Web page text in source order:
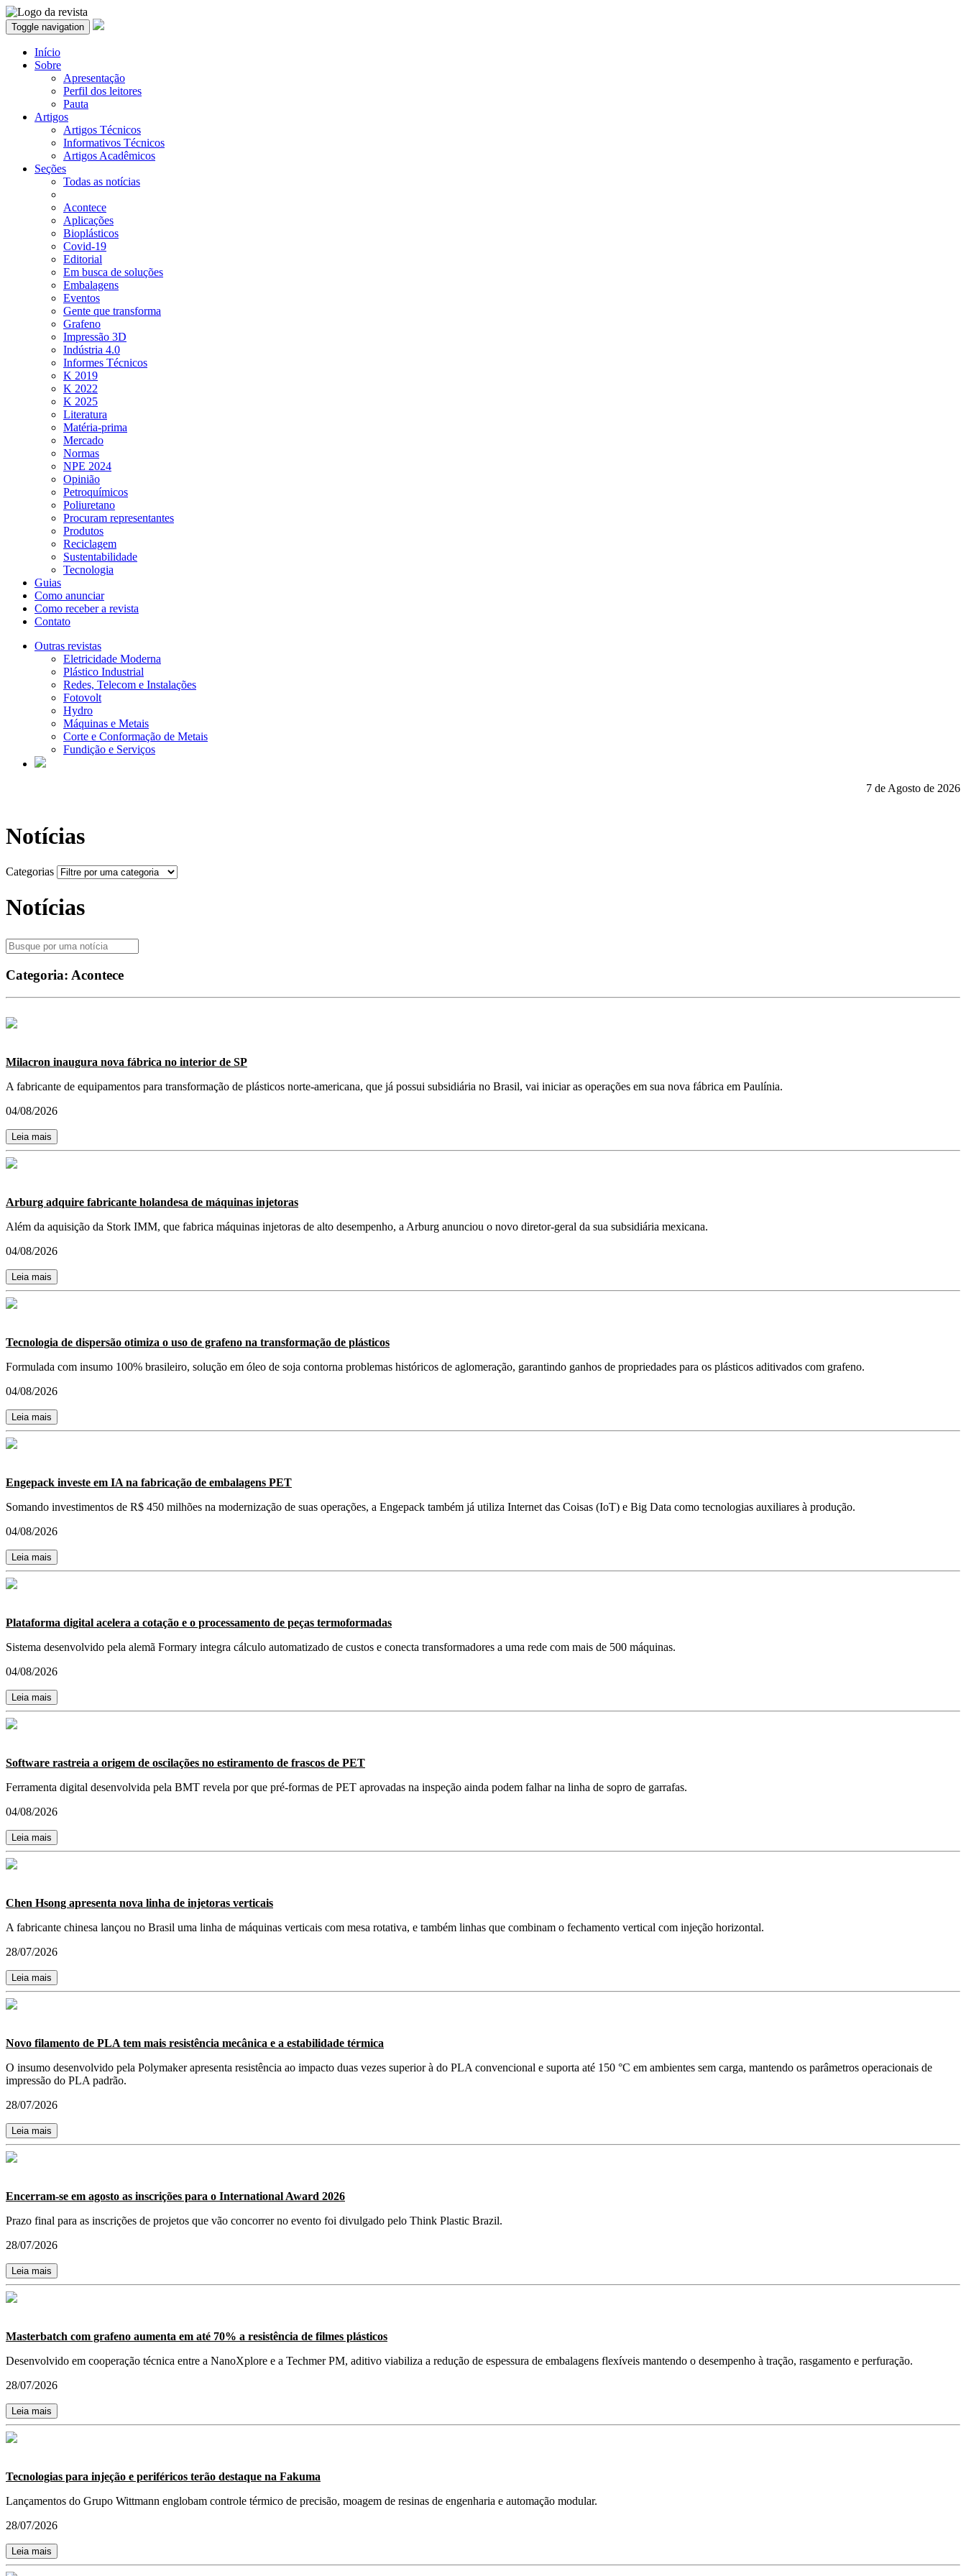
Toggle navigation
Início
Sobre
Apresentação
Perfil dos leitores
Pauta
Artigos
Artigos Técnicos
Informativos Técnicos
Artigos Acadêmicos
Seções
Todas as notícias
Acontece
Aplicações
Bioplásticos
Covid-19
Editorial
Em busca de soluções
Embalagens
Eventos
Gente que transforma
Grafeno
Impressão 3D
Indústria 4.0
Informes Técnicos
K 2019
K 2022
K 2025
Literatura
Matéria-prima
Mercado
Normas
NPE 2024
Opinião
Petroquímicos
Poliuretano
Procuram representantes
Produtos
Reciclagem
Sustentabilidade
Tecnologia
Guias
Como anunciar
Como receber a revista
Contato
Outras revistas
Eletricidade Moderna
Plástico Industrial
Redes, Telecom e Instalações
Fotovolt
Hydro
Máquinas e Metais
Corte e Conformação de Metais
Fundição e Serviços
7 de Agosto de 2026
Notícias
Categorias
Notícias
Categoria: Acontece
Milacron inaugura nova fábrica no interior de SP
A fabricante de equipamentos para transformação de plásticos norte-americana, que já possui subsidiária no Brasil, vai iniciar as operações em sua nova fábrica em Paulínia.
04/08/2026
Leia mais
Arburg adquire fabricante holandesa de máquinas injetoras
Além da aquisição da Stork IMM, que fabrica máquinas injetoras de alto desempenho, a Arburg anunciou o novo diretor-geral da sua subsidiária mexicana.
04/08/2026
Leia mais
Tecnologia de dispersão otimiza o uso de grafeno na transformação de plásticos
Formulada com insumo 100% brasileiro, solução em óleo de soja contorna problemas históricos de aglomeração, garantindo ganhos de propriedades para os plásticos aditivados com grafeno.
04/08/2026
Leia mais
Engepack investe em IA na fabricação de embalagens PET
Somando investimentos de R$ 450 milhões na modernização de suas operações, a Engepack também já utiliza Internet das Coisas (IoT) e Big Data como tecnologias auxiliares à produção.
04/08/2026
Leia mais
Plataforma digital acelera a cotação e o processamento de peças termoformadas
Sistema desenvolvido pela alemã Formary integra cálculo automatizado de custos e conecta transformadores a uma rede com mais de 500 máquinas.
04/08/2026
Leia mais
Software rastreia a origem de oscilações no estiramento de frascos de PET
Ferramenta digital desenvolvida pela BMT revela por que pré-formas de PET aprovadas na inspeção ainda podem falhar na linha de sopro de garrafas.
04/08/2026
Leia mais
Chen Hsong apresenta nova linha de injetoras verticais
A fabricante chinesa lançou no Brasil uma linha de máquinas verticais com mesa rotativa, e também linhas que combinam o fechamento vertical com injeção horizontal.
28/07/2026
Leia mais
Novo filamento de PLA tem mais resistência mecânica e a estabilidade térmica
O insumo desenvolvido pela Polymaker apresenta resistência ao impacto duas vezes superior à do PLA convencional e suporta até 150 °C em ambientes sem carga, mantendo os parâmetros operacionais de
impressão do PLA padrão.
28/07/2026
Leia mais
Encerram-se em agosto as inscrições para o International Award 2026
Prazo final para as inscrições de projetos que vão concorrer no evento foi divulgado pelo Think Plastic Brazil.
28/07/2026
Leia mais
Masterbatch com grafeno aumenta em até 70% a resistência de filmes plásticos
Desenvolvido em cooperação técnica entre a NanoXplore e a Techmer PM, aditivo viabiliza a redução de espessura de embalagens flexíveis mantendo o desempenho à tração, rasgamento e perfuração.
28/07/2026
Leia mais
Tecnologias para injeção e periféricos terão destaque na Fakuma
Lançamentos do Grupo Wittmann englobam controle térmico de precisão, moagem de resinas de engenharia e automação modular.
28/07/2026
Leia mais